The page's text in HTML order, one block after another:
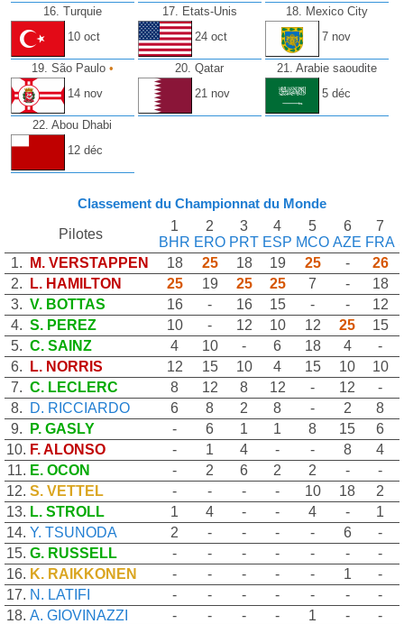
16. Turquie
10 oct
17. Etats-Unis
24 oct
18. Mexico City
7 nov
19. São Paulo •
14 nov
20. Qatar
21 nov
21. Arabie saoudite
5 déc
22. Abou Dhabi
12 déc
Classement du Championnat du Monde
Pilotes
1
BHR
2
ERO
3
PRT
4
ESP
5
MCO
6
AZE
7
FRA
1.
M. VERSTAPPEN 18 25 18 19 25 -
26
2.
L. HAMILTON 25 19 25 25 7 -
18
3. V. BOTTAS 16 - 16 15 - -
12
4. S. PEREZ 10 - 12 10 12 25
15
5. C. SAINZ 4 10 - 6 18 4
-
6.
L. NORRIS 12 15 10 4 15 10
10
7. C. LECLERC 8 12 8 12 - 12
-
8.
D. RICCIARDO 6 8 2 8 - 2
8
9.
P. GASLY - 6 1 1 8 15
6
10. F. ALONSO - 1 4 - - 8
4
11. E. OCON - 2 6 2 2 -
-
12. S. VETTEL - - - - 10 18
2
13. L. STROLL 1 4 - - 4 -
1
14. Y. TSUNODA 2 - - - - 6
-
15. G. RUSSELL - - - - - -
-
16. K. RAIKKONEN - - - - - 1
-
17. N. LATIFI - - - - - -
-
18. A. GIOVINAZZI - - - - 1 -
-